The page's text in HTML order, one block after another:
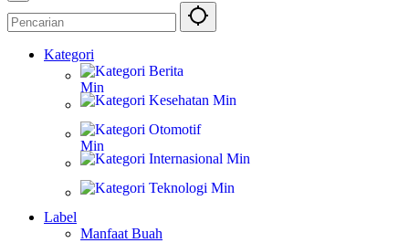
Kategori
Label
Manfaat Buah